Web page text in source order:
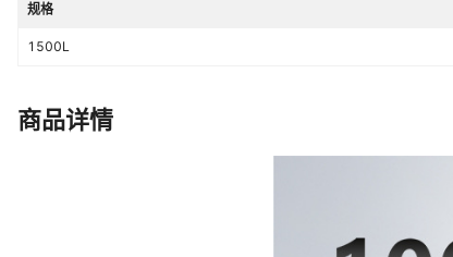
规格
1500L
商品详情